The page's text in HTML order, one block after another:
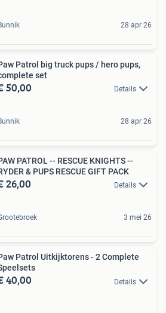
28 apr 26
Patrol big truck pups / hero pups,
set
50,00 Details
28 apr 26
PATROL -- RESCUE KNIGHTS --
& PUPS RESCUE GIFT PACK
26,00 Details
3 mei 26
Patrol Uitkijktorens - 2 Complete
40,00 Details